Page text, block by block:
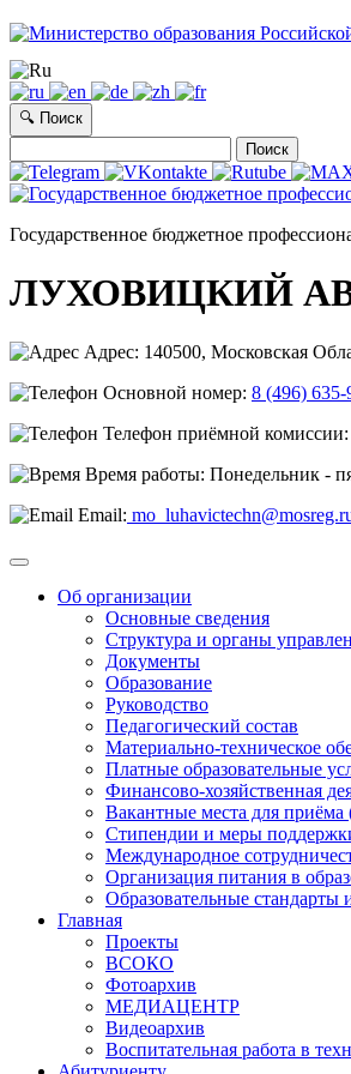
🔍 Поиск
Государственное бюджетное
ЛУХОВИЦКИЙ
Адрес: 140500, Московская
Основной номер: 8 (496) 635-
Телефон приёмной комиссии:
Время работы: Понедельник -
Email:
Об организации
Основные сведения
Структура и органы
Документы
Образование
Руководство
Педагогический состав
Материально-техническое
Платные образовательные
Финансово-хозяйственная
Вакантные места для
Стипендии и меры
Международное
Организация питания в
Образовательные стандарты
Главная
Проекты
ВСОКО
Фотоархив
МЕДИАЦЕНТР
Видеоархив
Воспитательная работа в